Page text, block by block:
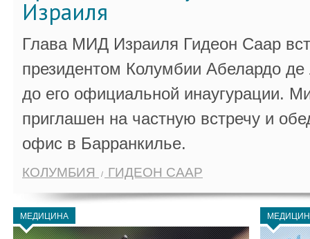
Израиля
Глава МИД Израиля Гидеон Саар
президентом Колумбии Абелардо
до его официальной инаугурации.
приглашен на частную встречу и
офис в Барранкилье.
КОЛУМБИЯ ГИДЕОН СААР
МЕДИЦИНА